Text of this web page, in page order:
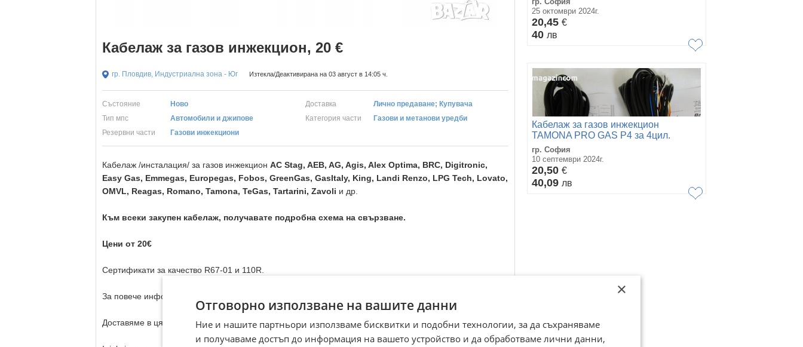
Кабелаж за газов инжекцион, 20 €
гр. Пловдив, Индустриална зона - Юг Изтекла/Деактивирана на 03 август в 14:05 ч.
Състояние Ново Доставка
Лично предаване; Купувача
Тип мпс
Автомобили и джипове Категория части
Газови и метанови уредби
Резервни части
Газови инжекциони
Кабелаж /инсталация/ за газов инжекцион AC Stag, AEB, AG, Agis, Alex Optima, BRC, Digitronic,
Easy Gas, Emmegas, Europegas, Fobos, GreenGas, GasItaly, King, Landi Renzo, LPG Tech, Lovato,
OMVL, Reagas, Romano, Tamona, TeGas, Tartarini, Zavoli и др.
Към всеки закупен кабелаж, получавате подробна схема на свързване.
Цени от 20€
Сертификати за качество R67-01 и 110R.
За повече информация и оферти ни се обадете или ни пишете на сайта, Viber и WhatsApp.
Доставяме в цяла България с 30% отстъпка от Еконт!
25 октомври 2024г.
20,45 €
40 лв
Кабелаж за газов инжекцион
TAMONA PRO GAS Р4 за 4цил.
гр. София
10 септември 2024г.
20,50 €
40,09 лв
×
Отговорно използване на вашите данни
Ние и нашите партньори използваме бисквитки и подобни технологии, за да съхраняваме
и получаваме достъп до информация на вашето устройство и да обработваме лични данни,